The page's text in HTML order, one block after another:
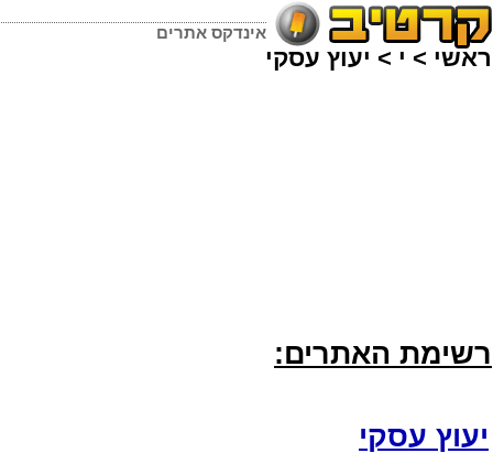
אינדקס אתרים
ראשי > י > יעוץ עסקי
רשימת האתרים:
יעוץ עסקי